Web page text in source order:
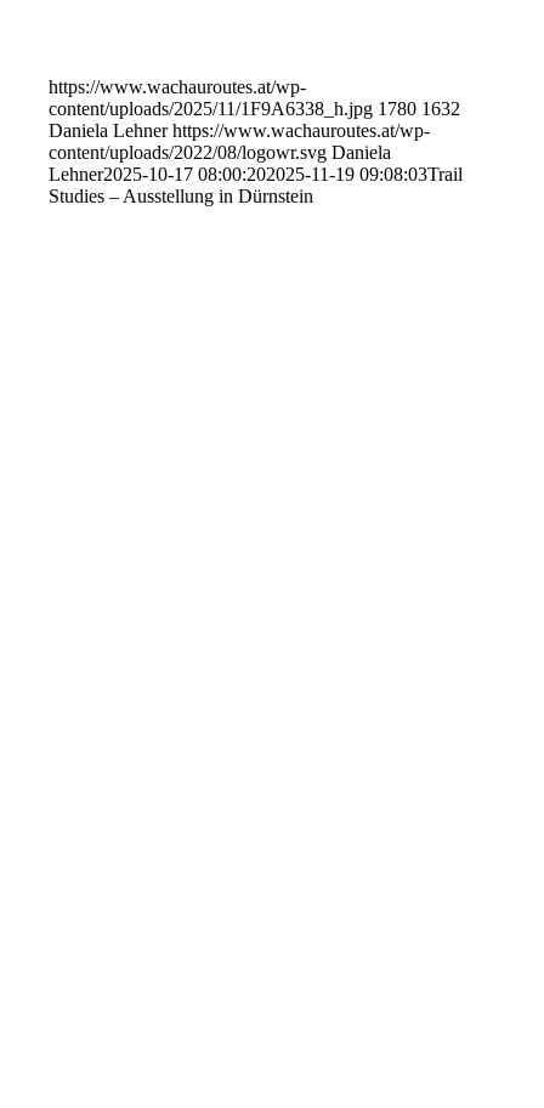
https://www.wachauroutes.at/wp-
content/uploads/2025/11/1F9A6338_h.jpg 1780 1632
Daniela Lehner https://www.wachauroutes.at/wp-
content/uploads/2022/08/logowr.svg Daniela
Lehner2025-10-17 08:00:202025-11-19 09:08:03Trail
Studies – Ausstellung in Dürnstein